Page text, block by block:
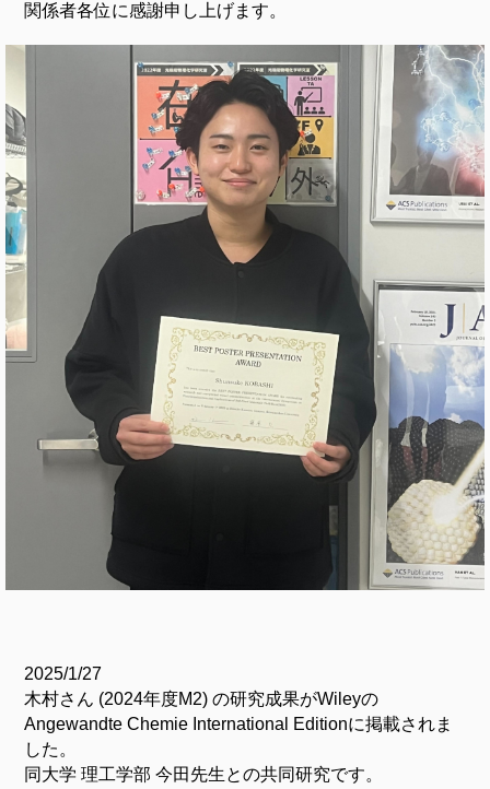
関係者各位に感謝申し上げます。
2025/1/27
木村さん (2024年度M2) の研究成果がWileyの
Angewandte Chemie International Editionに掲載されま
した。
同大学 理工学部 今田先生との共同研究です。